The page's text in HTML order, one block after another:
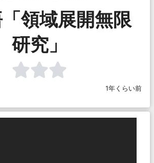
領域展開無限
研究」
1年くらい前